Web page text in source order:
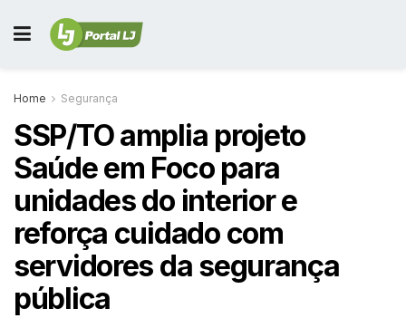
Home Segurança
SSP/TO amplia projeto
Saúde em Foco para
unidades do interior e
reforça cuidado com
servidores da segurança
pública